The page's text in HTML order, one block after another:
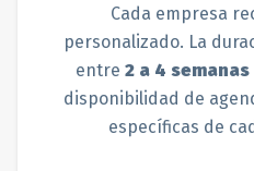
Cada empresa
personalizado. La
entre 2 a 4 semanas
disponibilidad de
específicas de